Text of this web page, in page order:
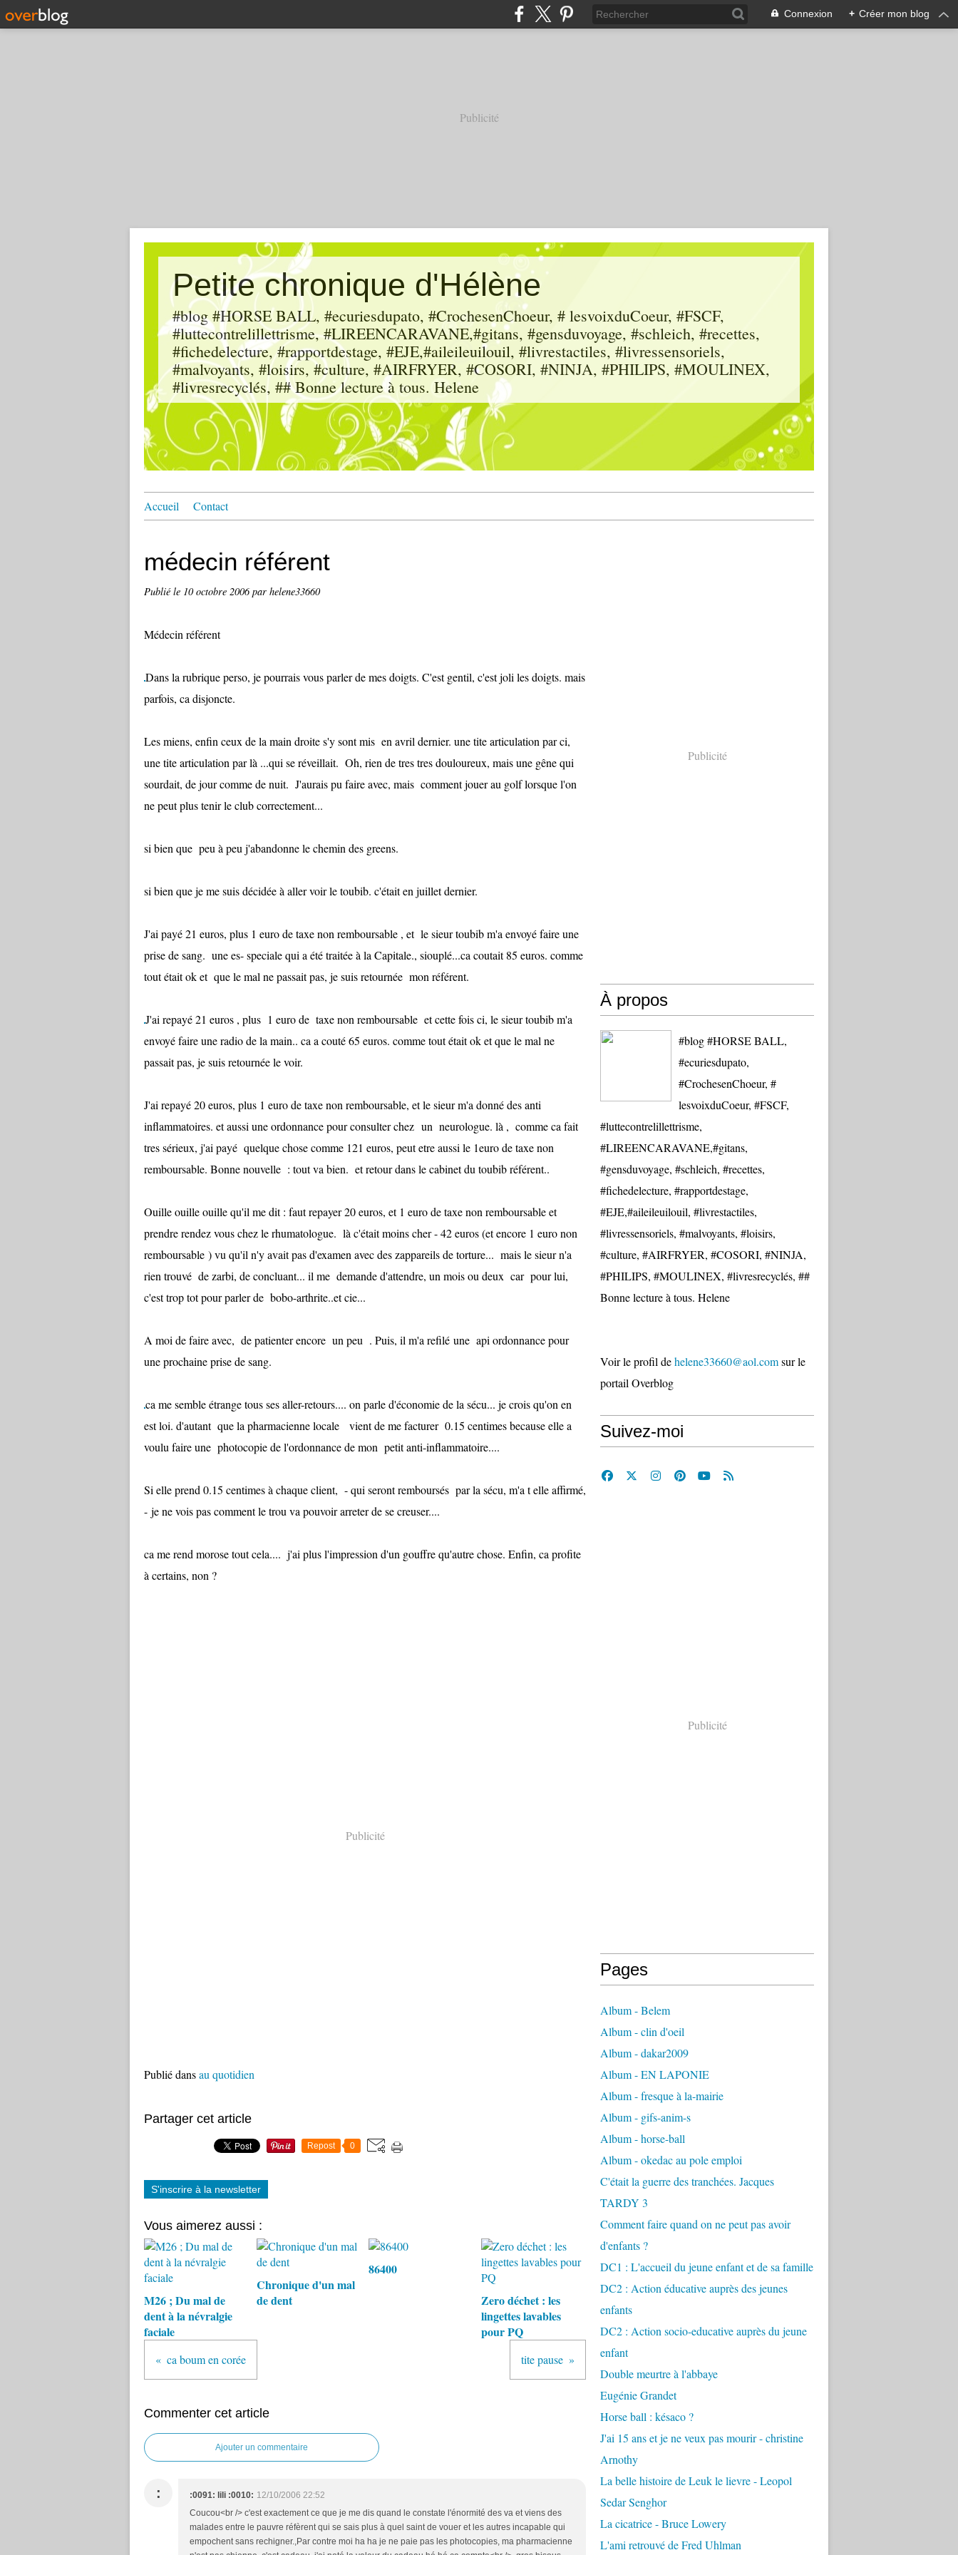
Connexion + Créer mon blog
Publicité
Petite chronique d'Hélène
#blog #HORSE BALL, #ecuriesdupato, #CrochesenChoeur, # lesvoixduCoeur, #FSCF,
#luttecontrelillettrisme, #LIREENCARAVANE,#gitans, #gensduvoyage, #schleich, #recettes,
#fichedelecture, #rapportdestage, #EJE,#aileileuilouil, #livrestactiles, #livressensoriels,
#malvoyants, #loisirs, #culture, #AIRFRYER, #COSORI, #NINJA, #PHILIPS, #MOULINEX,
#livresrecyclés, ## Bonne lecture à tous. Helene
Accueil Contact
médecin référent
Publié le 10 octobre 2006par helene33660
Médecin référent
Dans la rubrique perso, je pourrais vous parler de mes doigts. C'est gentil, c'est joli les doigts. mais
parfois, ca disjoncte.
Les miens, enfin ceux de la main droite s'y sont mis en avril dernier. une tite articulation par ci,
une tite articulation par là ...qui se réveillait. Oh, rien de tres tres douloureux, mais une gêne qui
sourdait, de jour comme de nuit. J'aurais pu faire avec, mais comment jouer au golf lorsque l'on
ne peut plus tenir le club correctement...
si bien que peu à peu j'abandonne le chemin des greens.
si bien que je me suis décidée à aller voir le toubib. c'était en juillet dernier.
J'ai payé 21 euros, plus 1 euro de taxe non remboursable , et le sieur toubib m'a envoyé faire une
prise de sang. une es- speciale qui a été traitée à la Capitale., siouplé...ca coutait 85 euros. comme
tout était ok et que le mal ne passait pas, je suis retournée mon référent.
J'ai repayé 21 euros , plus 1 euro de taxe non remboursable et cette fois ci, le sieur toubib m'a
envoyé faire une radio de la main.. ca a couté 65 euros. comme tout était ok et que le mal ne
passait pas, je suis retournée le voir.
J'ai repayé 20 euros, plus 1 euro de taxe non remboursable, et le sieur m'a donné des anti
inflammatoires. et aussi une ordonnance pour consulter chez un neurologue. là , comme ca fait
tres sérieux, j'ai payé quelque chose comme 121 euros, peut etre aussi le 1euro de taxe non
remboursable. Bonne nouvelle : tout va bien. et retour dans le cabinet du toubib référent..
Ouille ouille ouille qu'il me dit : faut repayer 20 euros, et 1 euro de taxe non remboursable et
prendre rendez vous chez le rhumatologue. là c'était moins cher - 42 euros (et encore 1 euro non
remboursable ) vu qu'il n'y avait pas d'examen avec des zappareils de torture... mais le sieur n'a
rien trouvé de zarbi, de concluant... il me demande d'attendre, un mois ou deux car pour lui,
c'est trop tot pour parler de bobo-arthrite..et cie...
A moi de faire avec, de patienter encore un peu . Puis, il m'a refilé une api ordonnance pour
une prochaine prise de sang.
ca me semble étrange tous ses aller-retours.... on parle d'économie de la sécu... je crois qu'on en
est loi. d'autant que la pharmacienne locale vient de me facturer 0.15 centimes because elle a
voulu faire une photocopie de l'ordonnance de mon petit anti-inflammatoire....
Si elle prend 0.15 centimes à chaque client, - qui seront remboursés par la sécu, m'a t elle affirmé,
- je ne vois pas comment le trou va pouvoir arreter de se creuser....
ca me rend morose tout cela.... j'ai plus l'impression d'un gouffre qu'autre chose. Enfin, ca profite
à certains, non ?
Publicité
Publié dansau quotidien
Partager cet article
Repost 0
S'inscrire à la newsletter
Vous aimerez aussi :
M26 ; Du mal de
dent à la névralgie
faciale
Chronique d'un mal
de dent
86400
Zero déchet : les
lingettes lavables
pour PQ
ca boum en corée tite pause
Commenter cet article
Ajouter un commentaire
: :0091: lili :0010: 12/10/2006 22:52
Coucou<br /> c'est exactement ce que je me dis quand le constate l'énormité des va et viens des
malades entre le pauvre réfèrent qui se sais plus à quel saint de vouer et les autres incapable qui
empochent sans rechigner.,Par contre moi ha ha je ne paie pas les photocopies, ma pharmacienne
Publicité
À propos
#blog #HORSE BALL,
#ecuriesdupato,
#CrochesenChoeur, #
lesvoixduCoeur, #FSCF,
#luttecontrelillettrisme,
#LIREENCARAVANE,#gitans,
#gensduvoyage, #schleich, #recettes,
#fichedelecture, #rapportdestage,
#EJE,#aileileuilouil, #livrestactiles,
#livressensoriels, #malvoyants, #loisirs,
#culture, #AIRFRYER, #COSORI, #NINJA,
#PHILIPS, #MOULINEX, #livresrecyclés, ##
Bonne lecture à tous. Helene
Voir le profil dehelene33660@aol.comsur le
portail Overblog
Suivez-moi
Publicité
Pages
Album - Belem
Album - clin d'oeil
Album - dakar2009
Album - EN LAPONIE
Album - fresque à la-mairie
Album - gifs-anim-s
Album - horse-ball
Album - okedac au pole emploi
C'était la guerre des tranchées. Jacques
TARDY 3
Comment faire quand on ne peut pas avoir
d'enfants ?
DC1 : L'accueil du jeune enfant et de sa famille
DC2 : Action éducative auprès des jeunes
enfants
DC2 : Action socio-educative auprès du jeune
enfant
Double meurtre à l'abbaye
Eugénie Grandet
Horse ball : késaco ?
J'ai 15 ans et je ne veux pas mourir - christine
Arnothy
La belle histoire de Leuk le lievre - Leopol
Sedar Senghor
La cicatrice - Bruce Lowery
L'ami retrouvé de Fred Uhlman